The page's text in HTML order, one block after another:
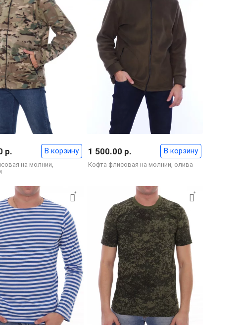
на молнии,
р. В корзину
Кофта флисовая на молнии, олива
1 500.00 р. В корзину